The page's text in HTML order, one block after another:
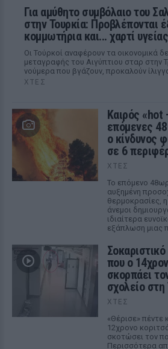
Για αμύθητο συμβόλαιο του
στην Τουρκία: Προβλέπονται
κομμωτήρια και... χαρτί υγείας
Οι Τούρκοί αναφέρουν τα οικονομικά
μεταγραφής του Αιγύπτιου σταρ στην
νούμερα που βγάζουν, προκαλούν
ΧΤΕΣ
Καιρός «hot
επόμενες
ο κίνδυνος
σε 6
ΧΤΕΣ
Το επόμενο
αυξημένη
θερμοκρασίες, η
άνεμοι
ιδιαίτερα
εξάπλωση μιας
που ο
σκορπάει
σχολείο στη
ΧΤΕΣ
«Θέρισε» πέντε
12χρονο
σκοτώσει τον
Περισσότερα